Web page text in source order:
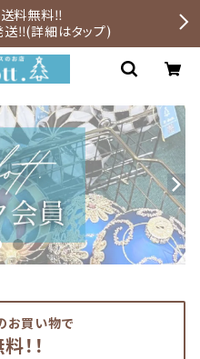
料無料‼︎
‼︎(詳細はタップ)
お買い物で
！！